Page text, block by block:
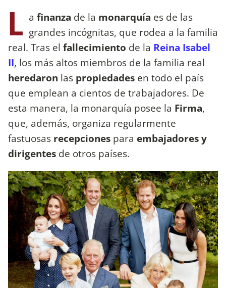
L a finanza de la monarquía es de las
grandes incógnitas, que rodea a la familia
real. Tras el fallecimiento de la Reina Isabel
II, los más altos miembros de la familia real
heredaron las propiedades en todo el país
que emplean a cientos de trabajadores. De
esta manera, la monarquía posee la Firma,
que, además, organiza regularmente
fastuosas recepciones para embajadores y
dirigentes de otros países.